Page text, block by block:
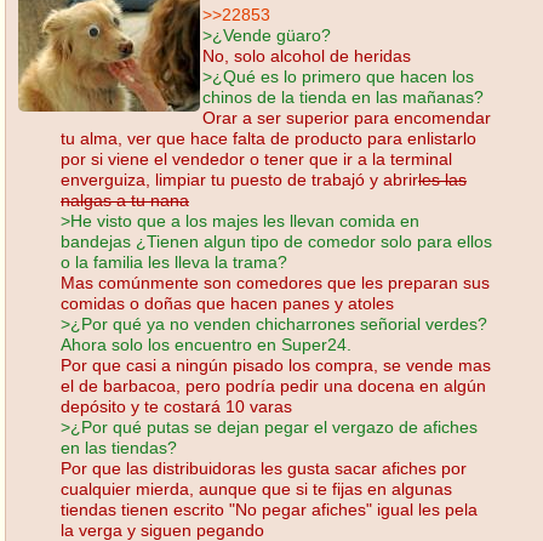
>>22853
>¿Vende güaro?
No, solo alcohol de heridas
>¿Qué es lo primero que hacen los
chinos de la tienda en las mañanas?
Orar a ser superior para encomendar
tu alma, ver que hace falta de producto para enlistarlo
por si viene el vendedor o tener que ir a la terminal
enverguiza, limpiar tu puesto de trabajó y abrirles las
nalgas a tu nana
>He visto que a los majes les llevan comida en
bandejas ¿Tienen algun tipo de comedor solo para ellos
o la familia les lleva la trama?
Mas comúnmente son comedores que les preparan sus
comidas o doñas que hacen panes y atoles
>¿Por qué ya no venden chicharrones señorial verdes?
Ahora solo los encuentro en Super24.
Por que casi a ningún pisado los compra, se vende mas
el de barbacoa, pero podría pedir una docena en algún
depósito y te costará 10 varas
>¿Por qué putas se dejan pegar el vergazo de afiches
en las tiendas?
Por que las distribuidoras les gusta sacar afiches por
cualquier mierda, aunque que si te fijas en algunas
tiendas tienen escrito "No pegar afiches" igual les pela
la verga y siguen pegando